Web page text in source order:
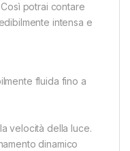
potrai contare
intensa e
fluida fino a
velocità della luce.
dinamico